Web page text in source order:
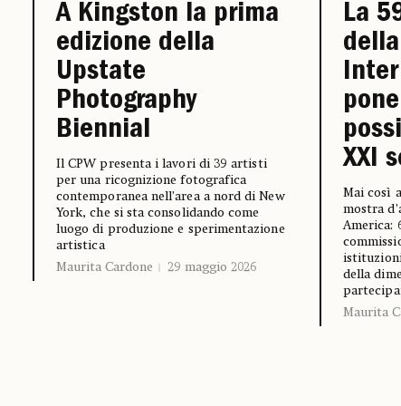
A Kingston la prima
edizione della
Upstate
Photography
Biennial
Il CPW presenta i lavori di 39 artisti
per una ricognizione fotografica
contemporanea nell’area a nord di New
York, che si sta consolidando come
luogo di produzione e sperimentazione
artistica
Maurita Cardone
29 maggio 2026
La
XXI
Mai così
mostra
America:
della
Maurita